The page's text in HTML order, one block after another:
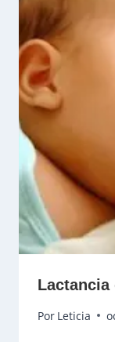
Lactancia
Por Leticia